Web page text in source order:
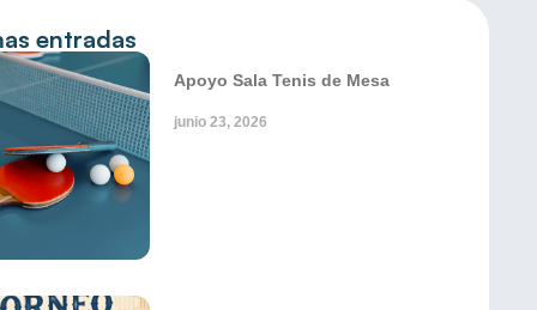
entradas
Apoyo Sala Tenis de Mesa
junio 23, 2026